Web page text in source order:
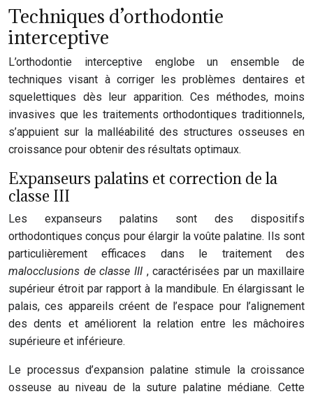
Techniques d’orthodontie
interceptive
L’orthodontie interceptive englobe un ensemble de
techniques visant à corriger les problèmes dentaires et
squelettiques dès leur apparition. Ces méthodes, moins
invasives que les traitements orthodontiques traditionnels,
s’appuient sur la malléabilité des structures osseuses en
croissance pour obtenir des résultats optimaux.
Expanseurs palatins et correction de la
classe III
Les expanseurs palatins sont des dispositifs
orthodontiques conçus pour élargir la voûte palatine. Ils sont
particulièrement efficaces dans le traitement des
malocclusions de classe III , caractérisées par un maxillaire
supérieur étroit par rapport à la mandibule. En élargissant le
palais, ces appareils créent de l’espace pour l’alignement
des dents et améliorent la relation entre les mâchoires
supérieure et inférieure.
Le processus d’expansion palatine stimule la croissance
osseuse au niveau de la suture palatine médiane. Cette